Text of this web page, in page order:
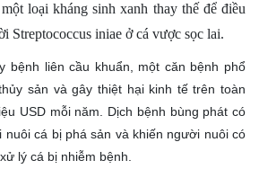
loại kháng sinh xanh thay thế để điều
Streptococcus iniae ở cá vược sọc lai.
bệnh liên cầu khuẩn, một căn bệnh phổ
sản và gây thiệt hại kinh tế trên toàn
USD mỗi năm. Dịch bệnh bùng phát có
nuôi cá bị phá sản và khiến người nuôi có
lý cá bị nhiễm bệnh.